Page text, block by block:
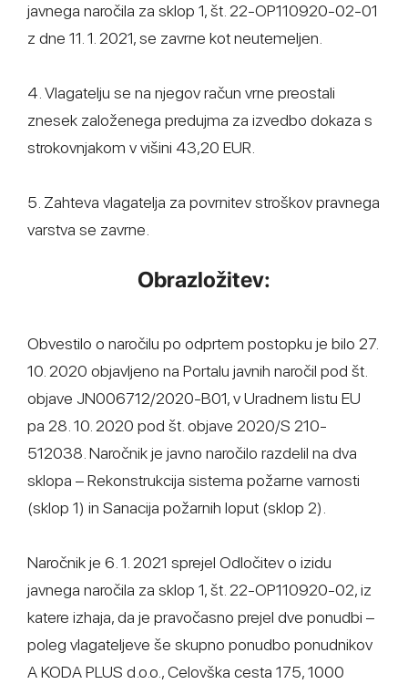
javnega naročila za sklop 1, št. 22-OP110920-02-01
z dne 11. 1. 2021, se zavrne kot neutemeljen.
4. Vlagatelju se na njegov račun vrne preostali
znesek založenega predujma za izvedbo dokaza s
strokovnjakom v višini 43,20 EUR.
5. Zahteva vlagatelja za povrnitev stroškov pravnega
varstva se zavrne.
Obrazložitev:
Obvestilo o naročilu po odprtem postopku je bilo 27.
10. 2020 objavljeno na Portalu javnih naročil pod št.
objave JN006712/2020-B01, v Uradnem listu EU
pa 28. 10. 2020 pod št. objave 2020/S 210-
512038. Naročnik je javno naročilo razdelil na dva
sklopa – Rekonstrukcija sistema požarne varnosti
(sklop 1) in Sanacija požarnih loput (sklop 2).
Naročnik je 6. 1. 2021 sprejel Odločitev o izidu
javnega naročila za sklop 1, št. 22-OP110920-02, iz
katere izhaja, da je pravočasno prejel dve ponudbi –
poleg vlagateljeve še skupno ponudbo ponudnikov
A KODA PLUS d.o.o., Celovška cesta 175, 1000